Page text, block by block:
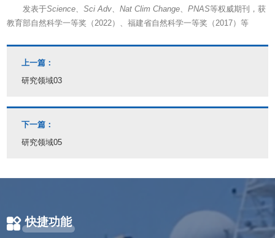
发表于Science、Sci Adv、Nat Clim Change、 PNAS等权威期刊，获
教育部自然科学一等奖（2022）、福建省自然科学一等奖（2017）等
上一篇：
研究领域03
下一篇：
研究领域05
快捷功能